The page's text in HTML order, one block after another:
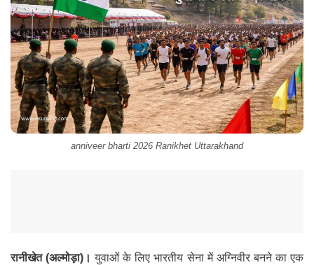
anniveer bharti 2026 Ranikhet Uttarakhand
रानीखेत (अल्मोड़ा)। युवाओं के लिए भारतीय सेना में अग्निवीर बनने का एक